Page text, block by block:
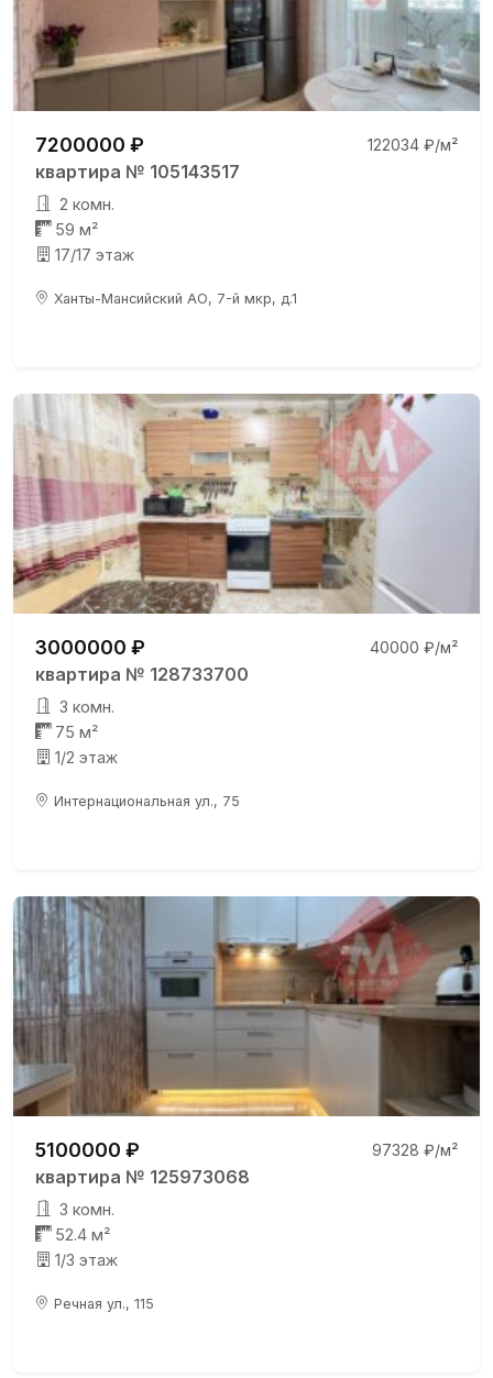
7200000 ₽ 122034 ₽/м²
квартира № 105143517
2 комн.
59 м²
17/17 этаж
Ханты-Мансийский АО, 7-й мкр, д.1
3000000 ₽ 40000 ₽/м²
квартира № 128733700
3 комн.
75 м²
1/2 этаж
Интернациональная ул., 75
5100000 ₽ 97328 ₽/м²
квартира № 125973068
3 комн.
52.4 м²
1/3 этаж
Речная ул., 115